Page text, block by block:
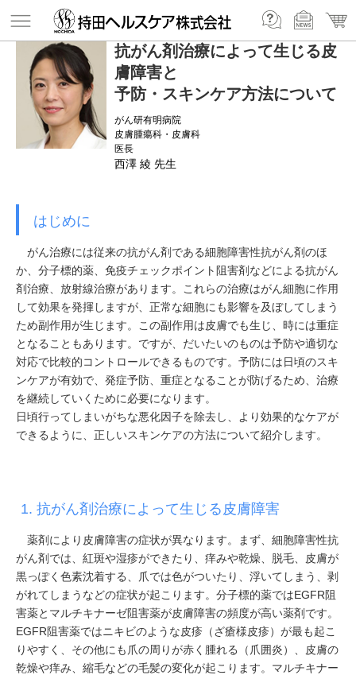
抗がん剤治療によって生じる皮
膚障害と
予防・スキンケア方法について
がん研有明病院
皮膚腫瘍科・皮膚科
医長
西澤 綾 先生
はじめに
がん治療には従来の抗がん剤である細胞障害性抗がん剤のほ
か、分子標的薬、免疫チェックポイント阻害剤などによる抗がん
剤治療、放射線治療があります。これらの治療はがん細胞に作用
して効果を発揮しますが、正常な細胞にも影響を及ぼしてしまう
ため副作用が生じます。この副作用は皮膚でも生じ、時には重症
となることもあります。ですが、だいたいのものは予防や適切な
対応で比較的コントロールできるものです。予防には日頃のスキ
ンケアが有効で、発症予防、重症となることが防げるため、治療
を継続していくために必要になります。
日頃行ってしまいがちな悪化因子を除去し、より効果的なケアが
できるように、正しいスキンケアの方法について紹介します。
1. 抗がん剤治療によって生じる皮膚障害
薬剤により皮膚障害の症状が異なります。まず、細胞障害性抗
がん剤では、紅斑や湿疹ができたり、痒みや乾燥、脱毛、皮膚が
黒っぽく色素沈着する、爪では色がついたり、浮いてしまう、剥
がれてしまうなどの症状が起こります。分子標的薬ではEGFR阻
害薬とマルチキナーゼ阻害薬が皮膚障害の頻度が高い薬剤です。
EGFR阻害薬ではニキビのような皮疹（ざ瘡様皮疹）が最も起こ
りやすく、その他にも爪の周りが赤く腫れる（爪囲炎）、皮膚の
乾燥や痒み、縮毛などの毛髪の変化が起こります。マルチキナー